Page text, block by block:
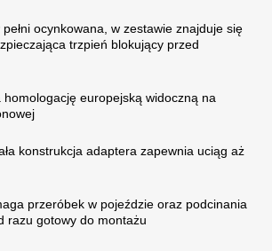
ocynkowana, w zestawie znajduje się
trzpień blokujący przed
europejską widoczną na
konstrukcja adaptera zapewnia uciąg aż
przeróbek w pojeździe oraz podcinania
razu gotowy do montażu